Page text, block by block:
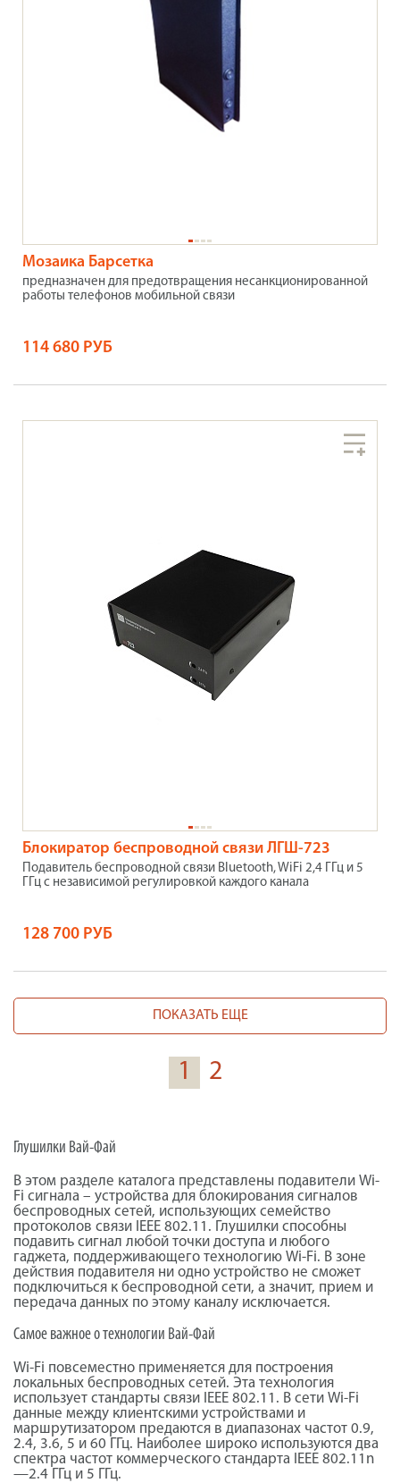
Мозаика Барсетка
предназначен для предотвращения несанкционированной
работы телефонов мобильной связи
114 680 РУБ
Блокиратор беспроводной связи ЛГШ-723
Подавитель беспроводной связи Bluetooth, WiFi 2,4 ГГц и 5
ГГц с независимой регулировкой каждого канала
128 700 РУБ
ПОКАЗАТЬ ЕЩЕ
1 2
Глушилки Вай-Фай
В этом разделе каталога представлены подавители Wi-
Fi сигнала – устройства для блокирования сигналов
беспроводных сетей, использующих семейство
протоколов связи IEEE 802.11. Глушилки способны
подавить сигнал любой точки доступа и любого
гаджета, поддерживающего технологию Wi-Fi. В зоне
действия подавителя ни одно устройство не сможет
подключиться к беспроводной сети, а значит, прием и
передача данных по этому каналу исключается.
Самое важное о технологии Вай-Фай
Wi-Fi повсеместно применяется для построения
локальных беспроводных сетей. Эта технология
использует стандарты связи IEEE 802.11. В сети Wi-Fi
данные между клиентскими устройствами и
маршрутизатором предаются в диапазонах частот 0.9,
2.4, 3.6, 5 и 60 ГГц. Наиболее широко используются два
спектра частот коммерческого стандарта IEEE 802.11n
—2.4 ГГц и 5 ГГц.